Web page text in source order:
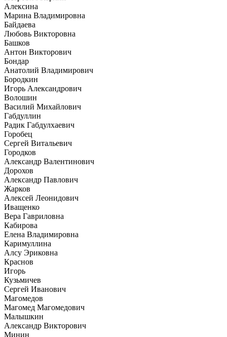
Алексина
Марина Владимировна
Байдаева
Любовь Викторовна
Башков
Антон Викторович
Бондар
Анатолий Владимирович
Бородкин
Игорь Александрович
Волошин
Василий Михайлович
Габдуллин
Радик Габдулхаевич
Горобец
Сергей Витальевич
Городков
Александр Валентинович
Дорохов
Александр Павлович
Жарков
Алексей Леонидович
Иващенко
Вера Гавриловна
Кабирова
Елена Владимировна
Каримуллина
Алсу Эриковна
Краснов
Игорь
Кузьмичев
Сергей Иванович
Магомедов
Магомед Магомедович
Малышкин
Александр Викторович
Минин